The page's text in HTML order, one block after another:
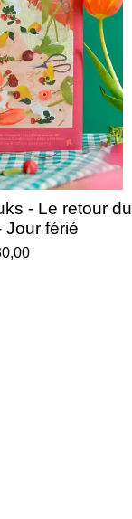
- Le retour du
Jour férié